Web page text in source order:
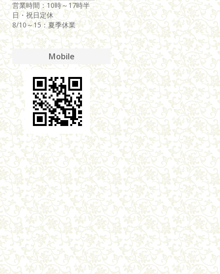
営業時間：10時～17時半
日・祝日定休
8/10～15：夏季休業
Mobile